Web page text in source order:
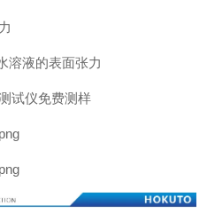
溶液的表面张力